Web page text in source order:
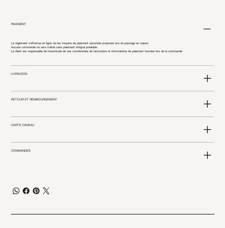
PAIEMENT
Le règlement s’effectue en ligne via les moyens de paiement sécurisés proposés lors du passage en caisse.
Aucune commande ne sera traitée sans paiement intégral préalable.
Le client est responsable de l’exactitude de ses coordonnées de facturation et informations de paiement fournies lors de la commande
LIVRAISON
RETOUR ET REMBOURSEMENT
CARTE CADEAU
COMMANDES